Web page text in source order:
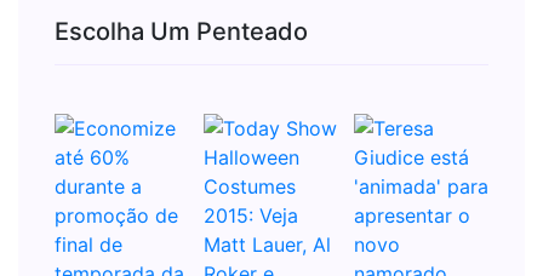
Escolha Um Penteado